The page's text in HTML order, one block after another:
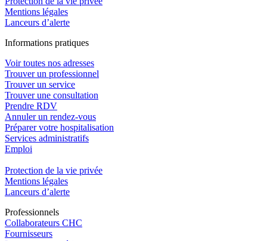
Mentions légales
Lanceurs d’alerte
Informations pratiques
Voir toutes nos adresses
Trouver un professionnel
Trouver un service
Trouver une consultation
Prendre RDV
Annuler un rendez-vous
Préparer votre hospitalisation
Services administratifs
Emploi​
Protection de la vie privée
Mentions légales
Lanceurs d’alerte
Professionnels
Collaborateurs CHC
Fournisseurs